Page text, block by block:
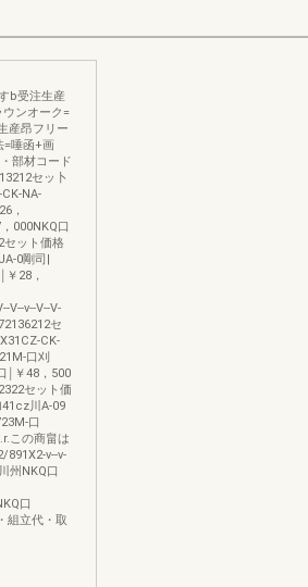
b受注生産
ンオーク=
産昂フリー
=唾函+画
部材コード
セッ卜
NA-
，
000NKQ口
セット価格
0剛司|
28，
V--v--V--V-
セ
CK-
口刈
￨￥48，500
セット価
川A-09
口
この商畠は
891X2-v--v-
州NKQ口
口
組立代・取